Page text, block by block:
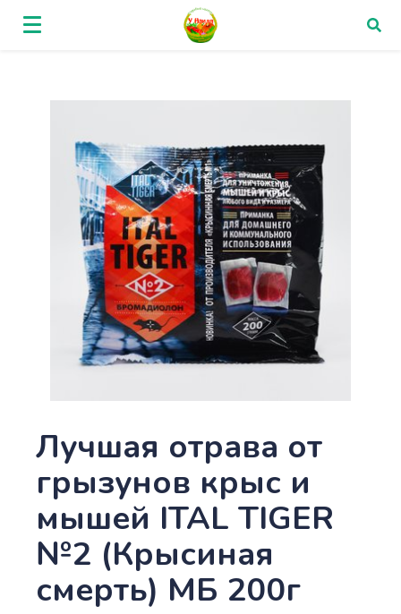
Лучшая отрава от
грызунов крыс и
мышей ITAL TIGER
№2 (Крысиная
смерть) МБ 200г